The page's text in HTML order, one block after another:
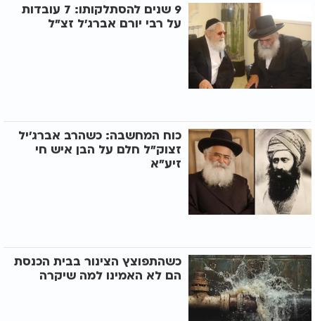
9 שנים להסתלקותו: 7 עובדות
על רבי יורם אברג'ל זצ"ל
כוח המחשבה: כשהרב אברג'יל
זצוק"ל חלם על הבן איש חי
זיע"א
כשהתפוצץ הצינור בבית הכנסת
הם לא האמינו למה שיקרה